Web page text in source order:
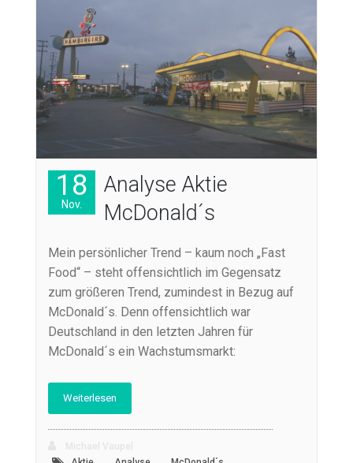
18
Nov.
Analyse Aktie
McDonald´s
Mein persönlicher Trend – kaum noch „Fast
Food“ – steht offensichtlich im Gegensatz
zum größeren Trend, zumindest in Bezug auf
McDonald´s. Denn offensichtlich war
Deutschland in den letzten Jahren für
McDonald´s ein Wachstumsmarkt:
Weiterlesen